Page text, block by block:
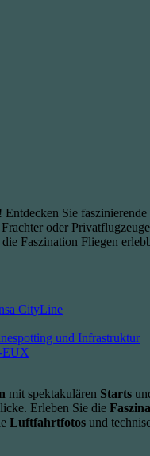
Sie
oder
Faszination Fliegen
CityLine
und Infrastruktur
EUX
mit spektakulären Starts
Erleben Sie die
Luftfahrtfotos und